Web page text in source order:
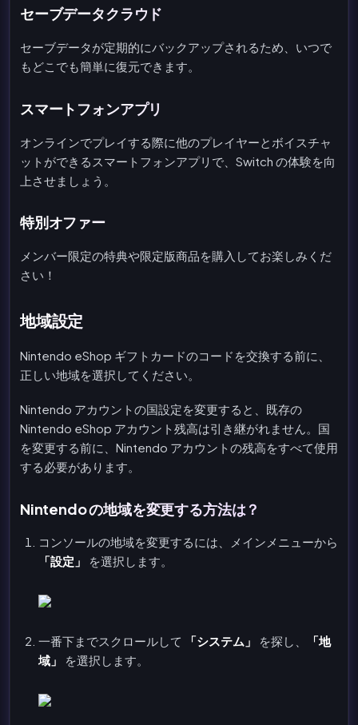
セーブデータクラウド
セーブデータが定期的にバックアップされるため、いつで
もどこでも簡単に復元できます。
スマートフォンアプリ
オンラインでプレイする際に他のプレイヤーとボイスチャ
ットができるスマートフォンアプリで、Switch の体験を向
上させましょう。
特別オファー
メンバー限定の特典や限定版商品を購入してお楽しみくだ
さい！
地域設定
Nintendo eShop ギフトカードのコードを交換する前に、
正しい地域を選択してください。
Nintendo アカウントの国設定を変更すると、既存の
Nintendo eShop アカウント残高は引き継がれません。国
を変更する前に、Nintendo アカウントの残高をすべて使用
する必要があります。
Nintendo の地域を変更する方法は？
コンソールの地域を変更するには、メインメニューから
「設定」
を選択します。
一番下までスクロールして 「システム」 を探し、
「地
域」
を選択します。